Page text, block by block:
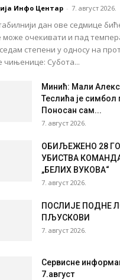
Инфо Центар - 7. август 2026.
дан ове седмице
може очекивати и пад
степени у односу на
чињенице: Субота...
Минић: Мали
Теслића је симбол
Поносан сам...
7. август 2026.
ОБИЉЕЖЕНО 28
УБИСТВА
„БЕЛИХ ВУКОВА“
7. август 2026.
ПОСЛИЈЕ ПОДНЕ
ПЉУСКОВИ
7. август 2026.
Сервисне
7.август